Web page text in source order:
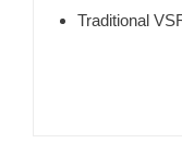
Traditional